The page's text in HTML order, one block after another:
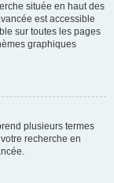
située en haut des
est accessible
sur toutes les pages
graphiques
plusieurs termes
recherche en